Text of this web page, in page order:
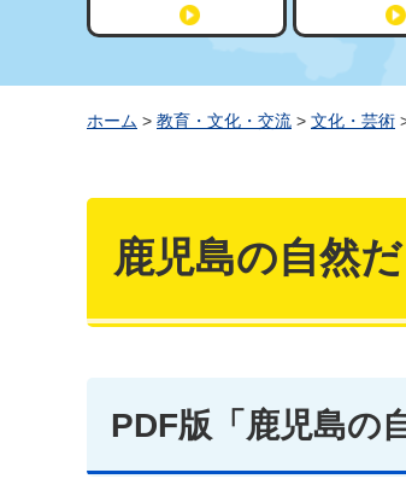
ホーム > 教育・文化・交流 > 文化・芸術
鹿児島の自然
PDF版「鹿児島の